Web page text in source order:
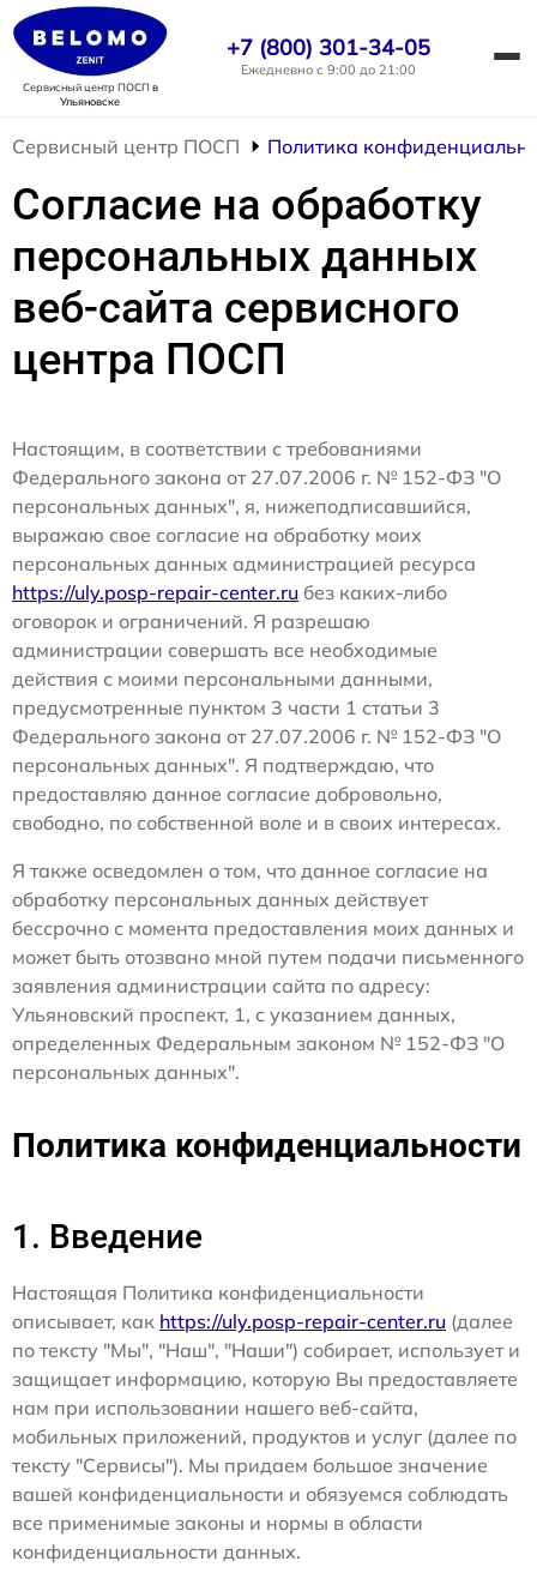
Сервисный центр ПОСПв
Ульяновске
+7 (800) 301-34-05
Ежедневно с 9:00 до 21:00
Сервисный центр ПОСП Политика
Согласие на обработку
персональных данных
веб-сайта сервисного
центра ПОСП
Настоящим, в соответствии с требованиями
Федерального закона от 27.07.2006 г. № 152-ФЗ "О
персональных данных", я, нижеподписавшийся,
выражаю свое согласие на обработку моих
персональных данных администрацией ресурса
https://uly.posp-repair-center.ru без каких-либо
оговорок и ограничений. Я разрешаю
администрации совершать все необходимые
действия с моими персональными данными,
предусмотренные пунктом 3 части 1 статьи 3
Федерального закона от 27.07.2006 г. № 152-ФЗ "О
персональных данных". Я подтверждаю, что
предоставляю данное согласие добровольно,
свободно, по собственной воле и в своих интересах.
Я также осведомлен о том, что данное согласие на
обработку персональных данных действует
бессрочно с момента предоставления моих данных и
может быть отозвано мной путем подачи письменного
заявления администрации сайта по адресу:
Ульяновский проспект, 1, с указанием данных,
определенных Федеральным законом № 152-ФЗ "О
персональных данных".
Политика конфиденциальности
1. Введение
Настоящая Политика конфиденциальности
описывает, как https://uly.posp-repair-center.ru (далее
по тексту "Мы", "Наш", "Наши") собирает, использует и
защищает информацию, которую Вы предоставляете
нам при использовании нашего веб-сайта,
мобильных приложений, продуктов и услуг (далее по
тексту "Сервисы"). Мы придаем большое значение
вашей конфиденциальности и обязуемся соблюдать
все применимые законы и нормы в области
конфиденциальности данных.